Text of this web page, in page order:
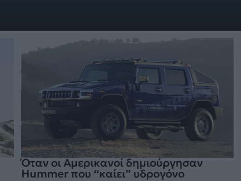
Όταν οι Αμερικανοί δημιούργησαν
Hummer που “καίει” υδρογόνο